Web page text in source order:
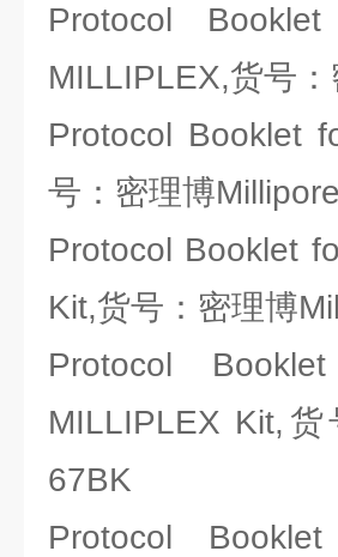
Protocol
MILLIPLEX,货号
Protocol Booklet
号：密理博
Protocol Booklet
Kit,货号：密理博
Protocol
MILLIPLEX Kit,
67BK
Protocol